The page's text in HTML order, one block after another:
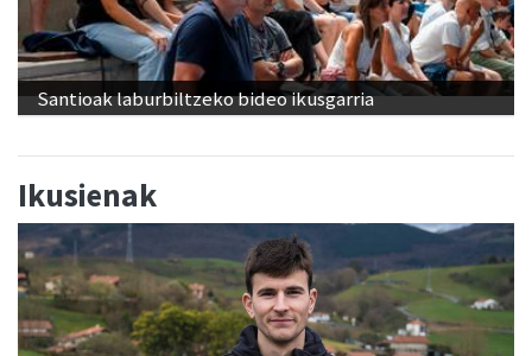
Santioak laburbiltzeko bideo ikusgarria
Ikusienak